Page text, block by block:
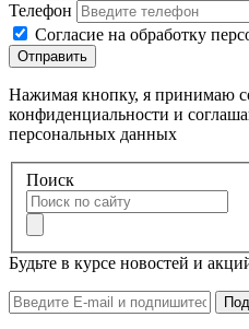
Телефон
Согласие на обработку
Отправить
Нажимая кнопку, я принимаю
конфиденциальности и
персональных данных
Поиск
Будьте в курсе новостей и